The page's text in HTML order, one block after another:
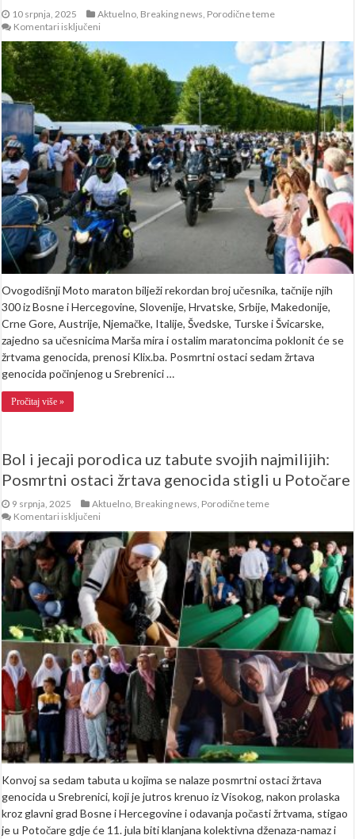
10 srpnja, 2025 Aktuelno Breaking news Porodične teme
Komentari isključeni
Moto
maraton
Srebrenica
2025.
stigao
je
u
Potočare
gdje
je
planirano
odavanje
počasti
Ovogodišnji Moto maraton bilježi rekordan broj učesnika, tačnije njih
300 iz Bosne i Hercegovine, Slovenije, Hrvatske, Srbije, Makedonije,
Crne Gore, Austrije, Njemačke, Italije, Švedske, Turske i Švicarske,
zajedno sa učesnicima Marša mira i ostalim maratoncima poklonit će se
žrtvama genocida, prenosi Klix.ba. Posmrtni ostaci sedam žrtava
genocida počinjenog u Srebrenici …
Pročitaj više »
Bol i jecaji porodica uz tabute svojih najmilijih:
Posmrtni ostaci žrtava genocida stigli u Potočare
9 srpnja, 2025 Aktuelno Breaking news Porodične teme
Komentari isključeni
i
jecaji
porodica
uz
tabute
svojih
najmilijih:
Posmrtni
ostaci
žrtava
genocida
stigli
u
Potočare
Konvoj sa sedam tabuta u kojima se nalaze posmrtni ostaci žrtava
genocida u Srebrenici, koji je jutros krenuo iz Visokog, nakon prolaska
kroz glavni grad Bosne i Hercegovine i odavanja počasti žrtvama, stigao
je u Potočare gdje će 11. jula biti klanjana kolektivna dženaza-namaz i